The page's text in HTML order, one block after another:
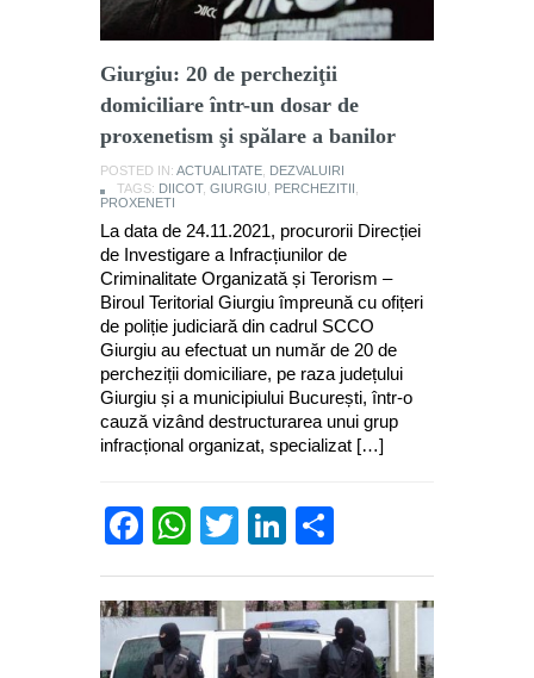
Giurgiu: 20 de percheziţii
domiciliare într-un dosar de
proxenetism şi spălare a banilor
POSTED IN: ACTUALITATE DEZVALUIRI
TAGS: DIICOT, GIURGIU PERCHEZITII
PROXENETI
La data de 24.11.2021, procurorii Direcției
de Investigare a Infracțiunilor de
Criminalitate Organizată și Terorism –
Biroul Teritorial Giurgiu împreună cu ofițeri
de poliție judiciară din cadrul SCCO
Giurgiu au efectuat un număr de 20 de
percheziții domiciliare, pe raza județului
Giurgiu și a municipiului București, într-o
cauză vizând destructurarea unui grup
infracțional organizat, specializat […]
Facebook
WhatsApp
TwitterLinkedIn